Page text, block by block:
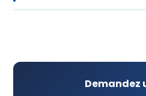
Nettoyage de vitres
Demandez